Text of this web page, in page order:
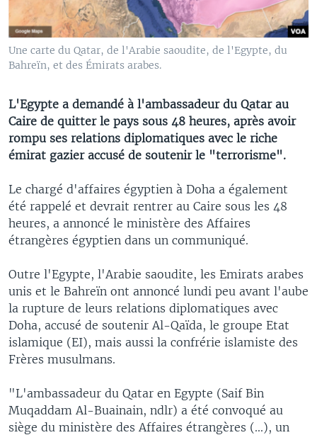
Une carte du Qatar, de l'Arabie saoudite, de l'Egypte, du
Bahreïn, et des Émirats arabes.
L'Egypte a demandé à l'ambassadeur du Qatar au
Caire de quitter le pays sous 48 heures, après avoir
rompu ses relations diplomatiques avec le riche
émirat gazier accusé de soutenir le "terrorisme".
Le chargé d'affaires égyptien à Doha a également
été rappelé et devrait rentrer au Caire sous les 48
heures, a annoncé le ministère des Affaires
étrangères égyptien dans un communiqué.
Outre l'Egypte, l'Arabie saoudite, les Emirats arabes
unis et le Bahreïn ont annoncé lundi peu avant l'aube
la rupture de leurs relations diplomatiques avec
Doha, accusé de soutenir Al-Qaïda, le groupe Etat
islamique (EI), mais aussi la confrérie islamiste des
Frères musulmans.
"L'ambassadeur du Qatar en Egypte (Saif Bin
Muqaddam Al-Buainain, ndlr) a été convoqué au
siège du ministère des Affaires étrangères (...), un